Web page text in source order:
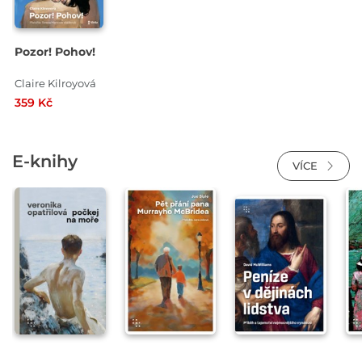
Pozor! Pohov!
Claire Kilroyová
359 Kč
E-knihy VÍCE